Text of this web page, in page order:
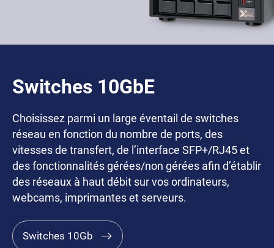
Switches 10GbE
Choisissez parmi un large éventail de switches
réseau en fonction du nombre de ports, des
vitesses de transfert, de l’interface SFP+/RJ45 et
des fonctionnalités gérées/non gérées afin d’établir
des réseaux à haut débit sur vos ordinateurs,
webcams, imprimantes et serveurs.
Switches 10Gb